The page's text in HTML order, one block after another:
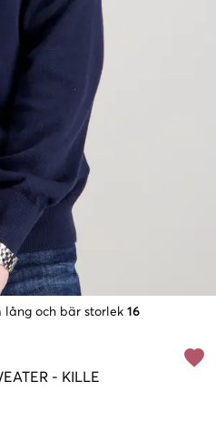
lång och bär storlek 16
- KILLE